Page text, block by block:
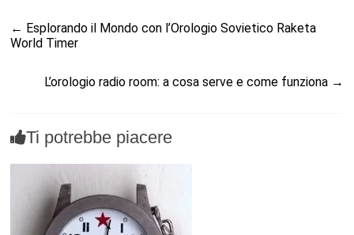
← Esplorando il Mondo con l’Orologio Sovietico Raketa
World Timer
L’orologio radio room: a cosa serve e come funziona →
Ti potrebbe piacere